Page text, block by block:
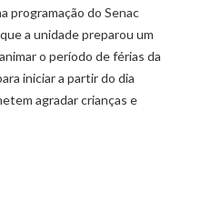
programação do Senac
a unidade preparou um
o período de férias da
iniciar a partir do dia
agradar crianças e